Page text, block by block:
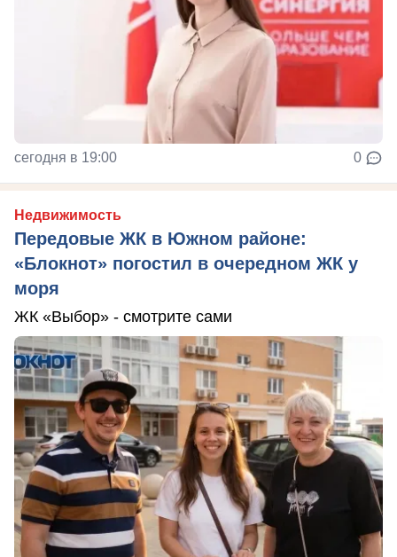
сегодня в 19:00 0
Недвижимость
Передовые ЖК в Южном районе:
«Блокнот» погостил в очередном ЖК у
моря
ЖК «Выбор» - смотрите сами